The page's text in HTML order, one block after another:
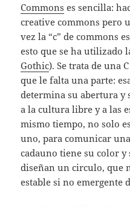
Commons es sencilla:
creative commons pero
vez la “c” de commons
esto que se ha utilizado
Gothic). Se trata de una
que le falta una parte:
determina su abertura y
a la cultura libre y a las
mismo tiempo, no solo
uno, para comunicar
cadauno tiene su color
diseñan un circulo, que
estable si no emergente